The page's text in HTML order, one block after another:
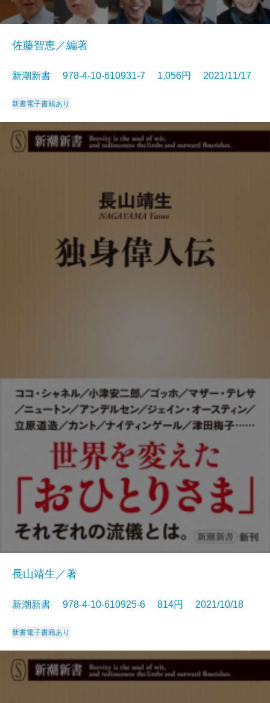
佐藤智恵／編著
新潮新書 978-4-10-610931-7 1,056円 2021/11/17
新書電子書籍あり
長山靖生／著
新潮新書 978-4-10-610925-6 814円 2021/10/18
新書電子書籍あり